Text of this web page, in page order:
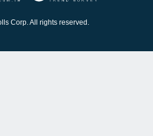
Corp. All rights reserved.